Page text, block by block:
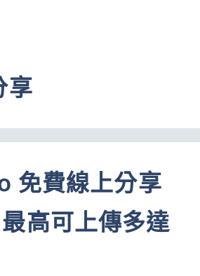
享
免費線上分享
高可上傳多達